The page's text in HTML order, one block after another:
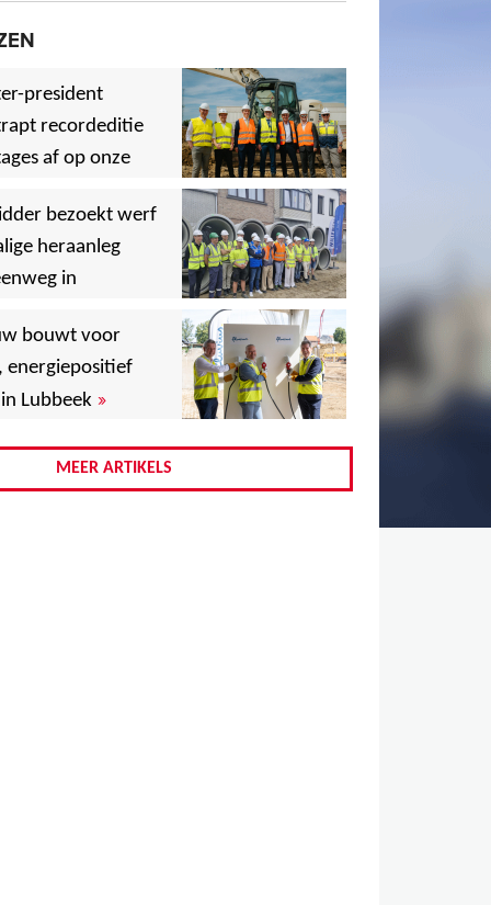
president
recordeditie
af op onze
,
,
bezoekt werf
heraanleg
in
,
bouwt voor
energiepositief
Lubbeek »
MEER ARTIKELS